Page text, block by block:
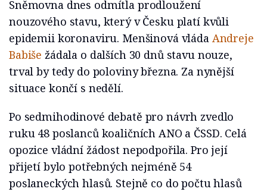
Sněmovna dnes odmítla prodloužení
nouzového stavu, který v Česku platí kvůli
epidemii koronaviru. Menšinová vláda Andreje
Babiše žádala o dalších 30 dnů stavu nouze,
trval by tedy do poloviny března. Za nynější
situace končí s nedělí.
Po sedmihodinové debatě pro návrh zvedlo
ruku 48 poslanců koaličních ANO a ČSSD. Celá
opozice vládní žádost nepodpořila. Pro její
přijetí bylo potřebných nejméně 54
poslaneckých hlasů. Stejně co do počtu hlasů